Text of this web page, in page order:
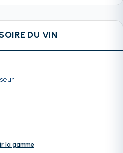
DU VIN
la gamme